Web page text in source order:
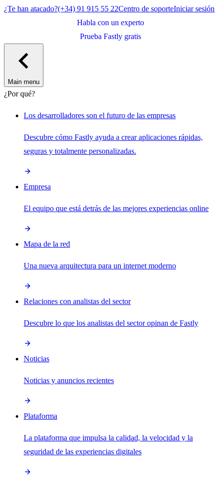
¿Te han atacado?(+34) 91 915 55 22Centro de soporteIniciar sesión
Habla con un experto
Prueba Fastly gratis
Main menu
¿Por qué?
Los desarrolladores son el futuro de las empresas
Descubre cómo Fastly ayuda a crear aplicaciones rápidas,
seguras y totalmente personalizadas.
Empresa
El equipo que está detrás de las mejores experiencias online
Mapa de la red
Una nueva arquitectura para un internet moderno
Relaciones con analistas del sector
Descubre lo que los analistas del sector opinan de Fastly
Noticias
Noticias y anuncios recientes
Plataforma
La plataforma que impulsa la calidad, la velocidad y la
seguridad de las experiencias digitales